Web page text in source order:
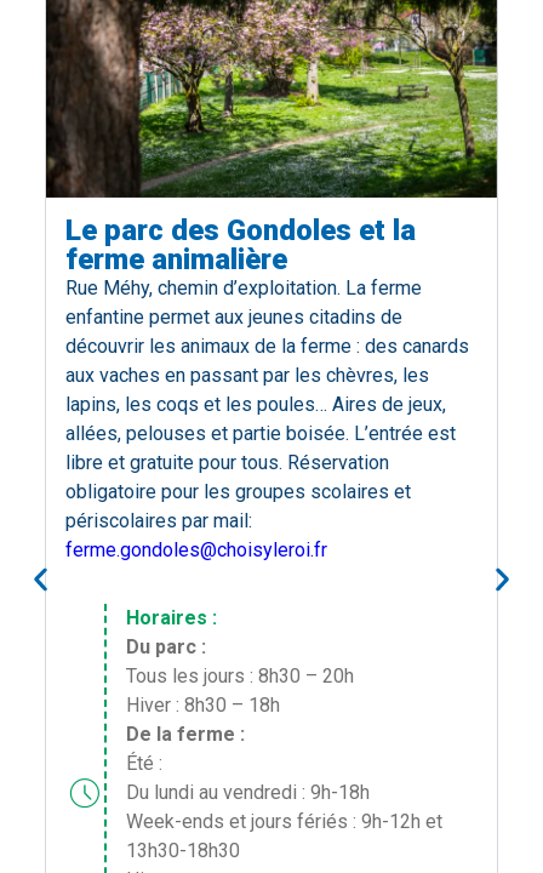
Le parc des Gondoles et la
ferme animalière
Rue Méhy, chemin d’exploitation. La ferme
enfantine permet aux jeunes citadins de
découvrir les animaux de la ferme : des canards
aux vaches en passant par les chèvres, les
lapins, les coqs et les poules… Aires de jeux,
allées, pelouses et partie boisée. L’entrée est
libre et gratuite pour tous. Réservation
obligatoire pour les groupes scolaires et
périscolaires par mail:
ferme.gondoles@choisyleroi.fr
schedule
Horaires :
Du parc :
Tous les jours : 8h30 – 20h
Hiver : 8h30 – 18h
De la ferme :
Été :
Du lundi au vendredi : 9h-18h
Week-ends et jours fériés : 9h-12h et
13h30-18h30